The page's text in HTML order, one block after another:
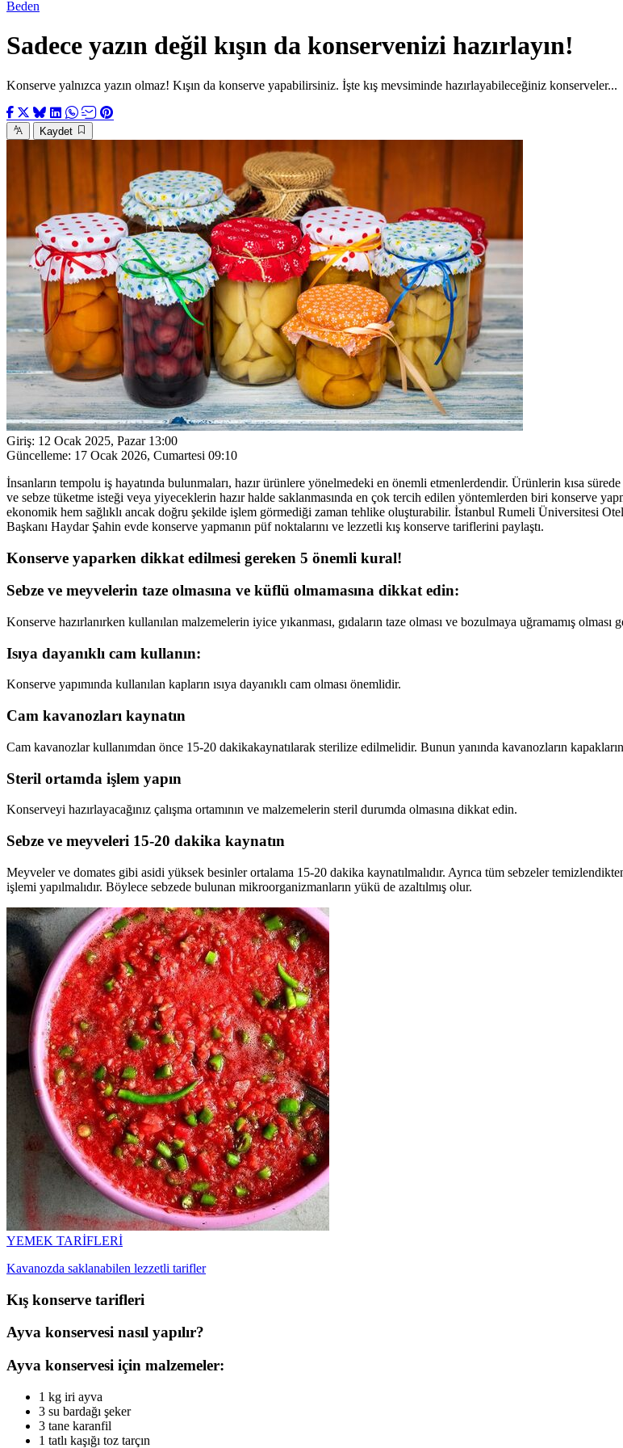
Beden
Sadece yazın değil kışın da konservenizi hazırlayın!
Konserve yalnızca yazın olmaz! Kışın da konserve yapabilirsiniz. İşte kış mevsiminde hazırlayabileceğiniz konserveler...
Kaydet
Giriş: 12 Ocak 2025, Pazar 13:00
Güncelleme: 17 Ocak 2026, Cumartesi 09:10
İnsanların tempolu iş hayatında bulunmaları, hazır ürünlere yönelmedeki en önemli etmenlerdendir. Ürünlerin kısa sürede
ve sebze tüketme isteği veya yiyeceklerin hazır halde saklanmasında en çok tercih edilen yöntemlerden biri konserve
ekonomik hem sağlıklı ancak doğru şekilde işlem görmediği zaman tehlike oluşturabilir. İstanbul Rumeli Üniversitesi
Başkanı Haydar Şahin evde konserve yapmanın püf noktalarını ve lezzetli kış konserve tariflerini paylaştı.
Konserve yaparken dikkat edilmesi gereken 5 önemli kural!
Sebze ve meyvelerin taze olmasına ve küflü olmamasına dikkat edin:
Konserve hazırlanırken kullanılan malzemelerin iyice yıkanması, gıdaların taze olması ve bozulmaya uğramamış olması
Isıya dayanıklı cam kullanın:
Konserve yapımında kullanılan kapların ısıya dayanıklı cam olması önemlidir.
Cam kavanozları kaynatın
Cam kavanozlar kullanımdan önce 15-20 dakikakaynatılarak sterilize edilmelidir. Bunun yanında kavanozların
Steril ortamda işlem yapın
Konserveyi hazırlayacağınız çalışma ortamının ve malzemelerin steril durumda olmasına dikkat edin.
Sebze ve meyveleri 15-20 dakika kaynatın
Meyveler ve domates gibi asidi yüksek besinler ortalama 15-20 dakika kaynatılmalıdır. Ayrıca tüm sebzeler
işlemi yapılmalıdır. Böylece sebzede bulunan mikroorganizmanların yükü de azaltılmış olur.
YEMEK TARİFLERİ
Kavanozda saklanabilen lezzetli tarifler
Kış konserve tarifleri
Ayva konservesi nasıl yapılır?
Ayva konservesi için malzemeler:
1 kg iri ayva
3 su bardağı şeker
3 tane karanfil
1 tatlı kaşığı toz tarçın